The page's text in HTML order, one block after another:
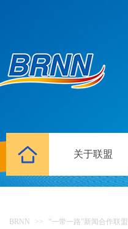
关于联盟
BRNN >> “一带一路”新闻合作联盟